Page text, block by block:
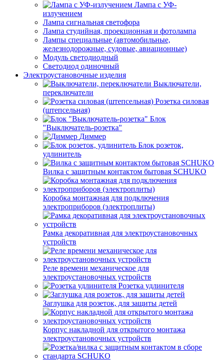
Лампа с УФ-
излучением
Лампа сигнальная светофора
Лампа студийная, проекционная и фотолампа
Лампы специальные (автомобильные,
железнодорожные, судовые, авиационные)
Модуль светодиодный
Светодиод одиночный
Электроустановочные изделия
Выключатели,
переключатели
Розетка силовая
(штепсельная)
Блок
"Выключатель-розетка"
Диммер
Блок розеток,
удлинитель
Вилка с защитным контактом бытовая SCHUKO
Коробка монтажная для подключения
электроприборов (электроплиты)
Рамка декоративная для электроустановочных
устройств
Реле времени механическое для
электроустановочных устройств
Розетка удлинителя
Заглушка для розеток, для защиты детей
Корпус накладной для открытого монтажа
электроустановочных устройств